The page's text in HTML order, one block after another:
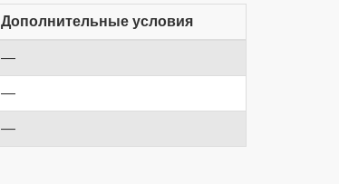
Дополнительные условия
—
—
—